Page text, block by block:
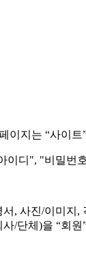
이지는 “사이트
이디", "비밀번
, 사진/이미
단체)을 “회